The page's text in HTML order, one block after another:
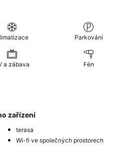
Parkování
a zábava Fén
zařízení
terasa
Wi-fi ve společných prostorech